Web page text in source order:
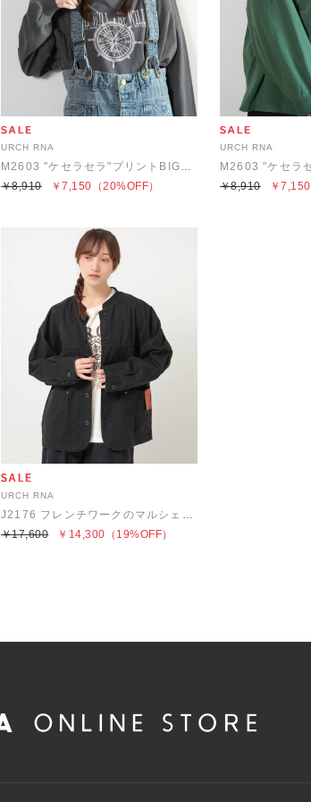
URCH RNA
M2603 "ケセラセラ"プリントBIGロンT
￥7,150
￥8,910 （20%OFF）
URCH RNA
￥7,150
￥8,910
URCH RNA
J2176 フレンチワークのマルシェジャケット
￥14,300
￥17,600 （19%OFF）